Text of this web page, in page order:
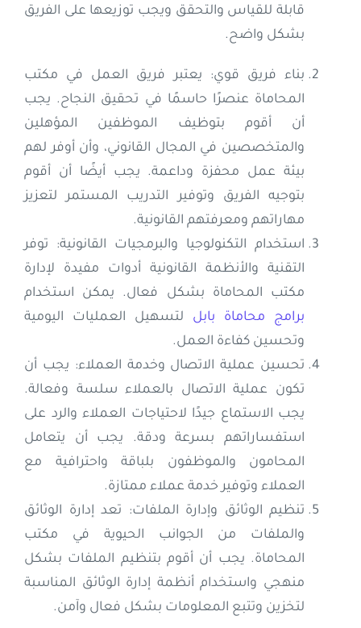
قابلة للقياس والتحقق ويجب توزيعها على الفريق
بشكل واضح.
بناء فريق قوي: يعتبر فريق العمل في مكتب
المحاماة عنصرًا حاسمًا في تحقيق النجاح. يجب
أن أقوم بتوظيف الموظفين المؤهلين
والمتخصصين في المجال القانوني، وأن أوفر لهم
بيئة عمل محفزة وداعمة. يجب أيضًا أن أقوم
بتوجيه الفريق وتوفير التدريب المستمر لتعزيز
مهاراتهم ومعرفتهم القانونية.
استخدام التكنولوجيا والبرمجيات القانونية: توفر
التقنية والأنظمة القانونية أدوات مفيدة لإدارة
مكتب المحاماة بشكل فعال. يمكن استخدام
برامج محاماة بابل لتسهيل العمليات اليومية
وتحسين كفاءة العمل.
تحسين عملية الاتصال وخدمة العملاء: يجب أن
تكون عملية الاتصال بالعملاء سلسة وفعالة.
يجب الاستماع جيدًا لاحتياجات العملاء والرد على
استفساراتهم بسرعة ودقة. يجب أن يتعامل
المحامون والموظفون بلباقة واحترافية مع
العملاء وتوفير خدمة عملاء ممتازة.
تنظيم الوثائق وإدارة الملفات: تعد إدارة الوثائق
والملفات من الجوانب الحيوية في مكتب
المحاماة. يجب أن أقوم بتنظيم الملفات بشكل
منهجي واستخدام أنظمة إدارة الوثائق المناسبة
لتخزين وتتبع المعلومات بشكل فعال وآمن.